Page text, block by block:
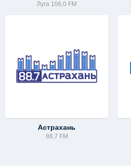
Луга 106,0 FM
Астрахань
88,7 FM